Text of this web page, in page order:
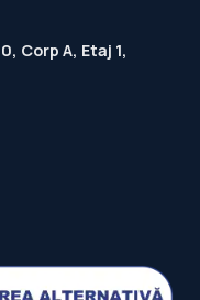
Corp A, Etaj 1,